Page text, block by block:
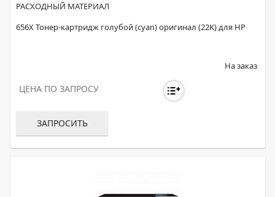
РАСХОДНЫЙ МАТЕРИАЛ
656X Тонер-картридж голубой (cyan) оригинал (22K) для HP
На заказ
ЦЕНА ПО ЗАПРОСУ
ЗАПРОСИТЬ